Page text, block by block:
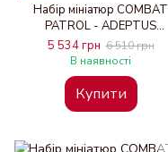
Набір мініатюр COMBAT
PATROL - ADEPTUS
MECHANICUS
5 534 грн 6 510 грн
В наявності
Купити